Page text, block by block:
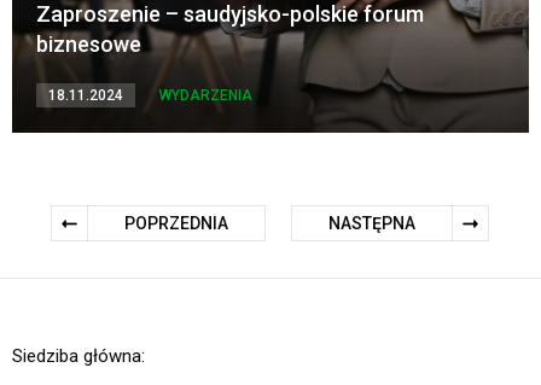
Zaproszenie – saudyjsko-polskie forum
biznesowe
18.11.2024 WYDARZENIA
POPRZEDNIA NASTĘPNA
Siedziba główna: